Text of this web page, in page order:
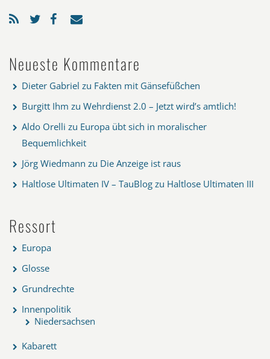
Neueste Kommentare
Dieter Gabriel zu Fakten mit Gänsefüßchen
Burgitt Ihm zu Wehrdienst 2.0 – Jetzt wird’s amtlich!
Aldo Orelli zu Europa übt sich in moralischer
Bequemlichkeit
Jörg Wiedmann zu Die Anzeige ist raus
Haltlose Ultimaten IV – TauBlog zu Haltlose Ultimaten III
Ressort
Europa
Glosse
Grundrechte
Innenpolitik
Niedersachsen
Kabarett